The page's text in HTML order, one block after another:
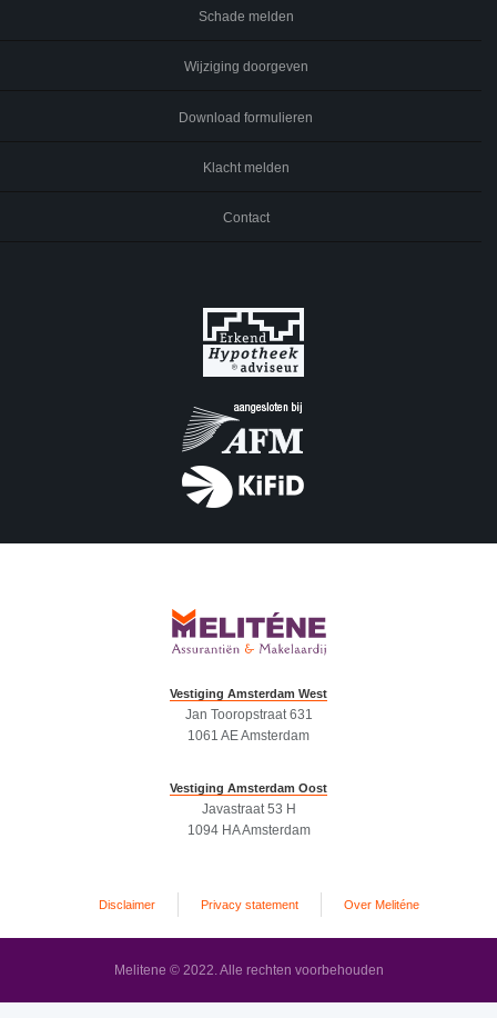
Schade melden
Wijziging doorgeven
Download formulieren
Klacht melden
Contact
Vestiging Amsterdam West
Jan Tooropstraat 631
1061 AE Amsterdam
Vestiging Amsterdam Oost
Javastraat 53 H
1094 HA Amsterdam
Disclaimer Privacy statement Over Meliténe
Melitene © 2022. Alle rechten voorbehouden